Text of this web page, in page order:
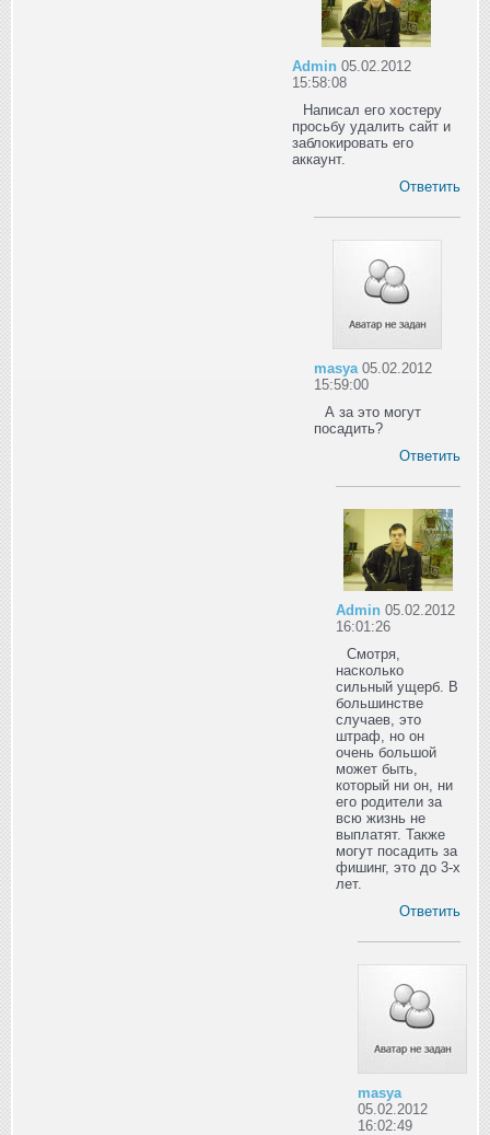
Admin 05.02.2012
15:58:08
Написал его хостеру
просьбу удалить сайт и
заблокировать его
аккаунт.
Ответить
masya 05.02.2012
15:59:00
А за это могут
посадить?
Ответить
Admin 05.02.2012
16:01:26
Смотря,
насколько
сильный ущерб. В
большинстве
случаев, это
штраф, но он
очень большой
может быть,
который ни он, ни
его родители за
всю жизнь не
выплатят. Также
могут посадить за
фишинг, это до 3-х
лет.
Ответить
masya
05.02.2012
16:02:49